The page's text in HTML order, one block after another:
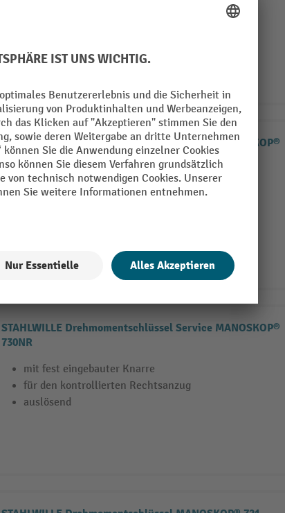
für den kontrollierten Rechts- und Linksanzug
STAHLWILLE Drehmomentschlüssel Service MANOSKOP®
730N
mit Aufnahme für Einsteckwerkzeuge
7 Varianten
STAHLWILLE Drehmomentschlüssel Service MANOSKOP®
730NR
mit fest eingebauter Knarre
für den kontrollierten Rechtsanzug
auslösend